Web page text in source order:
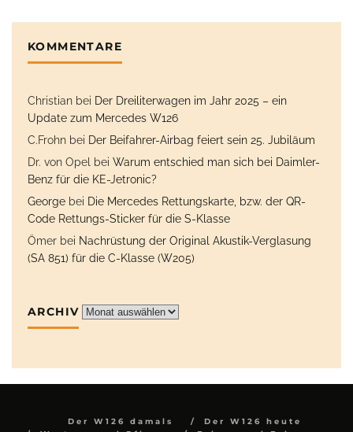
KOMMENTARE
Christian bei Der Dreiliterwagen im Jahr 2025 – ein
Update zum Mercedes W126
C.Frohn bei Der Beifahrer-Airbag feiert sein 25. Jubiläum
Dr. von Opel bei Warum entschied man sich bei Daimler-
Benz für die KE-Jetronic?
George bei Die Mercedes Rettungskarte, bzw. der QR-
Code Rettungs-Sticker für die S-Klasse
Ömer bei Nachrüstung der Original Akustik-Verglasung
(SA 851) für die C-Klasse (W205)
ARCHIV Archiv
Der W126 damals
Der W126 heute